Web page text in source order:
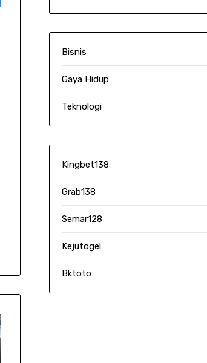
Bisnis
Gaya Hidup
Teknologi
Kingbet138
Grab138
Semar128
Kejutogel
Bktoto